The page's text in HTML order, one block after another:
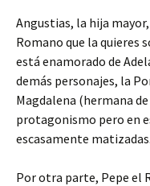
Angustias, la hija
Romano que la quieres
está enamorado de
demás personajes, la
Magdalena (hermana
protagonismo pero en
escasamente matizadas.
Por otra parte, Pepe el